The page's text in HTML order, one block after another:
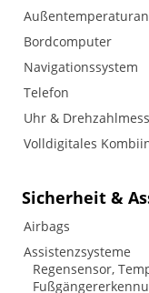
Bordcomputer
Navigationssystem
Telefon
Uhr &
Volldigitales
Sicherheit &
Airbags
Assistenzsysteme
Regensensor,